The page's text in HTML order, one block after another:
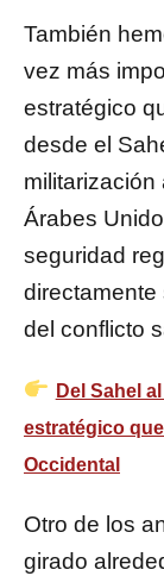
También
vez más
estratégico
desde el
militarización
Árabes
seguridad
directamente
del conflicto
Del Sahel
estratégico
Occidental
Otro de los
girado